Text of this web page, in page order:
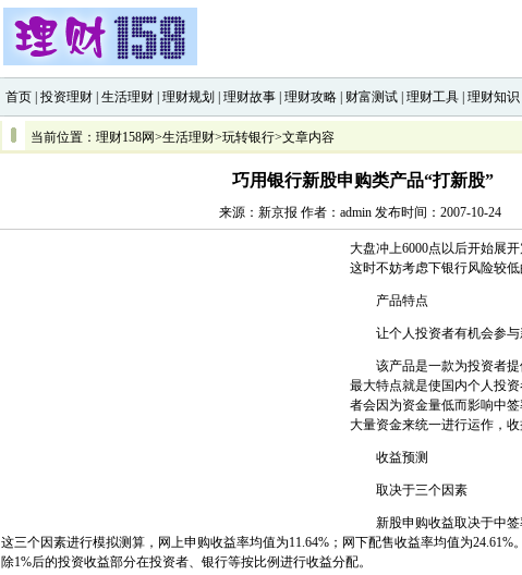
首页 投资理财 生活理财 理财规划 理财故事 理财攻略 财富测试 理财工具 理财知识
当前位置： 理财158网>生活理财>玩转银行>文章内容
巧用银行新股申购类产品“打新股”
来源：新京报 作者：admin 发布时间：2007-10-24
大盘冲上6000点以后开始展
这时不妨考虑下银行风险较
产品特点
让个人投资者有机会参与
该产品是一款为投资者提
最大特点就是使国内个人投
者会因为资金量低而影响中
大量资金来统一进行运作，收
收益预测
取决于三个因素
新股申购收益取决于中签
这三个因素进行模拟测算，网上申购收益率均值为11.64%；网下配售收益率均值为24.61%
除1%后的投资收益部分在投资者、银行等按比例进行收益分配。